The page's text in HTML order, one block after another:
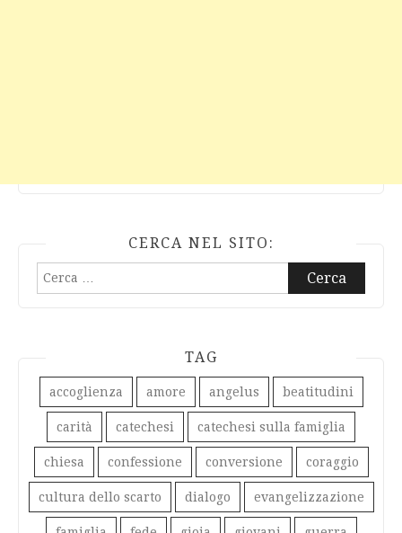
CERCA NEL SITO:
Ricerca
TAG
accoglienza amore angelus beatitudini
carità catechesi catechesi sulla famiglia
chiesa confessione conversione coraggio
cultura dello scarto dialogo evangelizzazione